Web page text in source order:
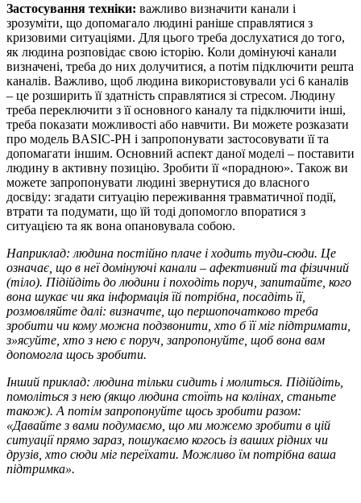
Застосування техніки: важливо визначити канали і
зрозуміти, що допомагало людині раніше справлятися з
кризовими ситуаціями. Для цього треба дослухатися до того,
як людина розповідає свою історію. Коли домінуючі канали
визначені, треба до них долучитися, а потім підключити решта
каналів. Важливо, щоб людина використовували усі 6 каналів
– це розширить її здатність справлятися зі стресом. Людину
треба переключити з її основного каналу та підключити інші,
треба показати можливості або навчити. Ви можете розказати
про модель BASIC-PH і запропонувати застосовувати її та
допомагати іншим. Основний аспект даної моделі – поставити
людину в активну позицію. Зробити її «порадною». Також ви
можете запропонувати людині звернутися до власного
досвіду: згадати ситуацію переживання травматичної події,
втрати та подумати, що їй тоді допомогло впоратися з
ситуацією та як вона опановувала собою.
Наприклад: людина постійно плаче і ходить туди-сюди. Це
означає, що в неї домінуючі канали – афективний та фізичний
(тіло). Підійдіть до людини і походіть поруч, запитайте, кого
вона шукає чи яка інформація їй потрібна, посадіть її,
розмовляйте далі: визначте, що першопочатково треба
зробити чи кому можна подзвонити, хто б її міг підтримати,
з»ясуйте, хто з нею є поруч, запропонуйте, щоб вона вам
допомогла щось зробити.
Інший приклад: людина тільки сидить і молиться. Підійдіть,
помоліться з нею (якщо людина стоїть на колінах, станьте
також). А потім запропонуйте щось зробити разом:
«Давайте з вами подумаємо, що ми можемо зробити в цій
ситуації прямо зараз, пошукаємо когось із ваших рідних чи
друзів, хто сюди міг переїхати. Можливо їм потрібна ваша
підтримка».